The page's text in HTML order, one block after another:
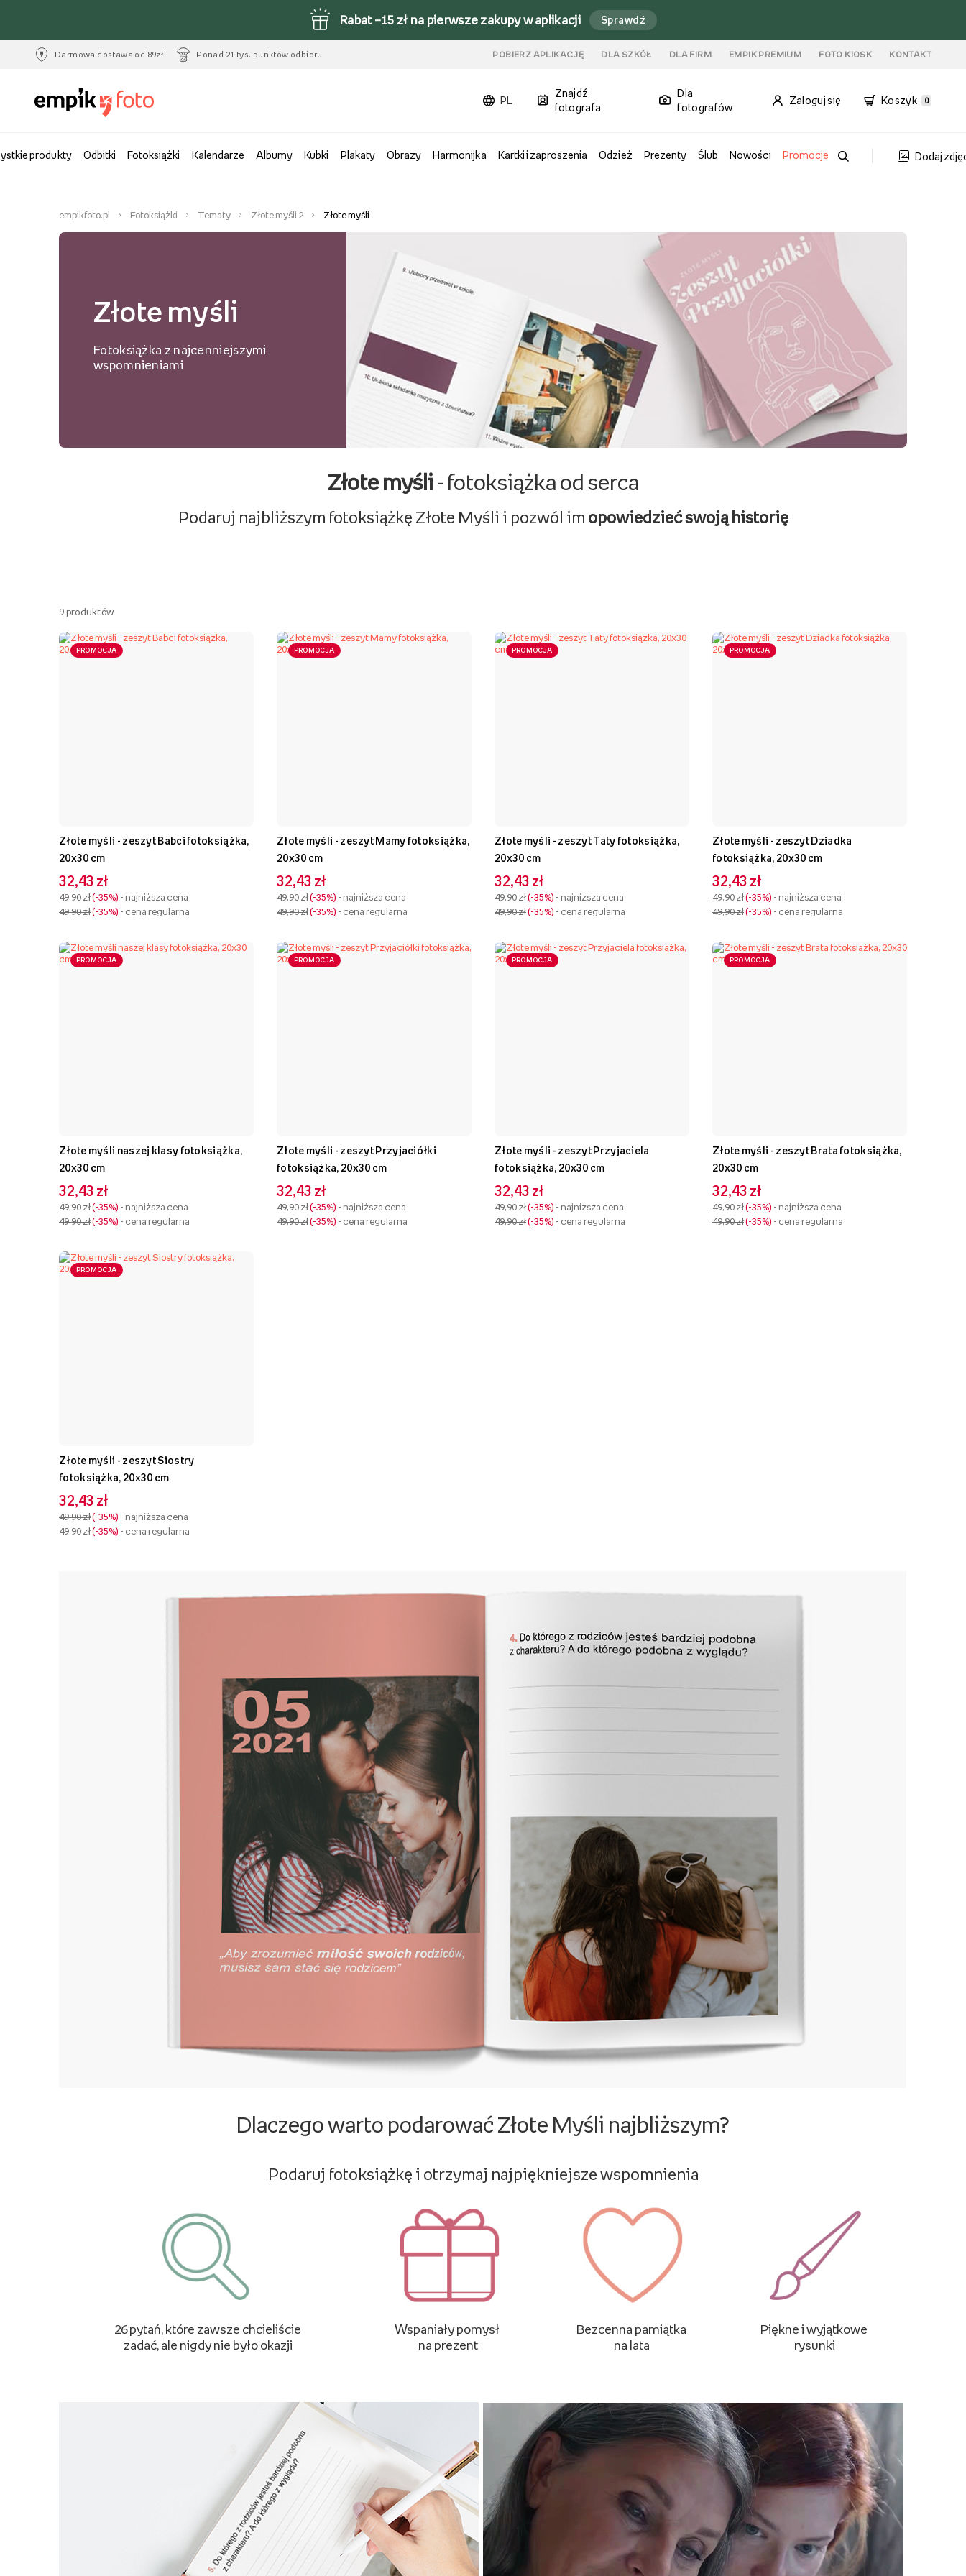
Rabat –15 zł na pierwsze zakupy w aplikacji Sprawdź
Darmowa dostawa od 89zł Ponad 21 tys. punktów odbioru POBIERZ APLIKACJĘ DLA SZKÓŁ DLA FIRM EMPIK PREMIUM FOTO KIOSK KONTAKT
PL
Znajdź
fotografa
Dla
fotografów
Zaloguj się Koszyk 0
produkty Odbitki Fotoksiążki Kalendarze Albumy Kubki Plakaty Obrazy Harmonijka Kartki i zaproszenia Odzież Prezenty Ślub Nowości Promocje Dodaj
empikfoto.pl Fotoksiążki Tematy Złote myśli 2 Złote myśli
Złote myśli
Fotoksiążka z najcenniejszymi
wspomnieniami
Złote myśli - fotoksiążka od serca
Podaruj najbliższym fotoksiążkę Złote Myśli i pozwól im opowiedzieć swoją historię
9 produktów
PROMOCJA
Złote myśli - zeszyt Babci fotoksiążka,
20x30 cm
32,43 zł
49,90 zł -35% - najniższa cena
49,90 zł -35% - cena regularna
PROMOCJA
Złote myśli - zeszyt Mamy fotoksiążka,
20x30 cm
32,43 zł
49,90 zł -35% - najniższa cena
49,90 zł -35% - cena regularna
PROMOCJA
Złote myśli - zeszyt Taty fotoksiążka,
20x30 cm
32,43 zł
49,90 zł -35% - najniższa cena
49,90 zł -35% - cena regularna
PROMOCJA
Złote myśli - zeszyt Dziadka
fotoksiążka, 20x30 cm
32,43 zł
49,90 zł -35% - najniższa cena
49,90 zł -35% - cena regularna
PROMOCJA
Złote myśli naszej klasy fotoksiążka,
20x30 cm
32,43 zł
49,90 zł -35% - najniższa cena
49,90 zł -35% - cena regularna
PROMOCJA
Złote myśli - zeszyt Przyjaciółki
fotoksiążka, 20x30 cm
32,43 zł
49,90 zł -35% - najniższa cena
49,90 zł -35% - cena regularna
PROMOCJA
Złote myśli - zeszyt Przyjaciela
fotoksiążka, 20x30 cm
32,43 zł
49,90 zł -35% - najniższa cena
49,90 zł -35% - cena regularna
PROMOCJA
Złote myśli - zeszyt Brata fotoksiążka,
20x30 cm
32,43 zł
49,90 zł -35% - najniższa cena
49,90 zł -35% - cena regularna
PROMOCJA
Złote myśli - zeszyt Siostry
fotoksiążka, 20x30 cm
32,43 zł
49,90 zł -35% - najniższa cena
49,90 zł -35% - cena regularna
Dlaczego warto podarować Złote Myśli najbliższym?
Podaruj fotoksiążkę i otrzymaj najpiękniejsze wspomnienia
26 pytań, które zawsze chcieliście
zadać, ale nigdy nie było okazji
Wspaniały pomysł
na prezent
Bezcenna pamiątka
na lata
Piękne i wyjątkowe
rysunki